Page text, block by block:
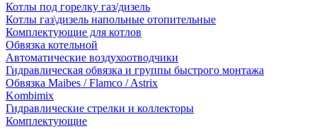
Котлы под горелку газ/дизель
Котлы газ\дизель напольные отопительные
Комплектующие для котлов
Обвязка котельной
Автоматические воздухоотводчики
Гидравлическая обвязка и группы быстрого монтажа
Обвязка Maibes / Flamco / Astrix
Kombimix
Гидравлические стрелки и коллекторы
Комплектующие